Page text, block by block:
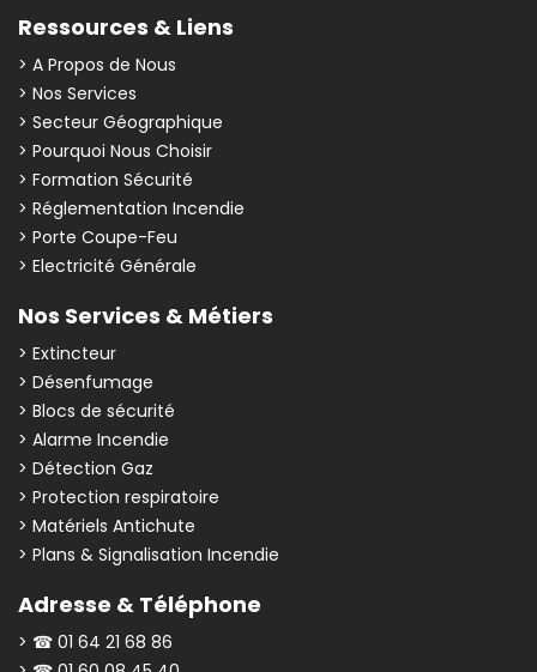
Ressources & Liens
> A Propos de Nous
> Nos Services
> Secteur Géographique
> Pourquoi Nous Choisir
> Formation Sécurité
> Réglementation Incendie
> Porte Coupe-Feu
> Electricité Générale
Nos Services & Métiers
> Extincteur
> Désenfumage
> Blocs de sécurité
> Alarme Incendie
> Détection Gaz
> Protection respiratoire
> Matériels Antichute
> Plans & Signalisation Incendie
Adresse & Téléphone
> ☎ 01 64 21 68 86